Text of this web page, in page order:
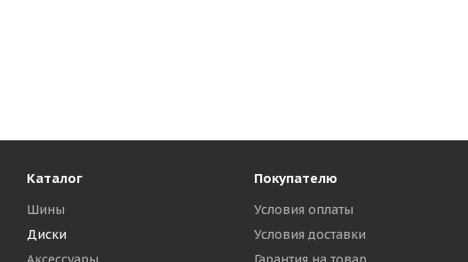
Каталог
Шины
Диски
Покупателю
Условия оплаты
Условия доставки